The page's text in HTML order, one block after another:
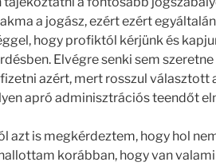
a jogász, ezért ezért
hogy profiktól kérjünk és
Elvégre senki sem
azért, mert rosszul választott
apró adminisztrációs teendőt
azt is megkérdeztem, hogy hol
korábban, hogy van